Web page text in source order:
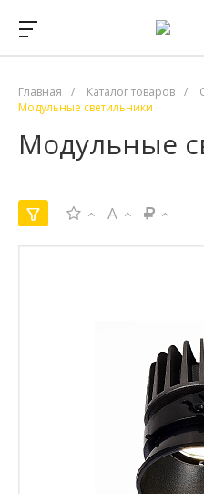
Главная / Каталог товаров /
Модульные светильники
Модульные
A